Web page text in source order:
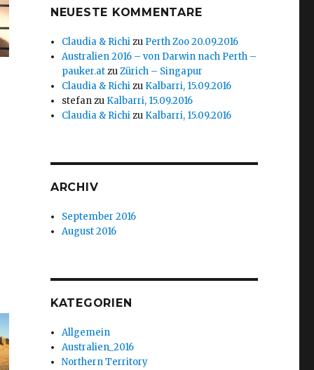
NEUESTE KOMMENTARE
Claudia & Richizu Perth Zoo 20.09.2016
Australien 2016 – von Darwin nach Perth –
pauker.atzuZürich – Singapur
Claudia & Richizu Kalbarri, 15.09.2016
stefanzu Kalbarri, 15.09.2016
Claudia & Richizu Kalbarri, 15.09.2016
ARCHIV
September 2016
August 2016
KATEGORIEN
Allgemein
Australien_2016
Northern Territory